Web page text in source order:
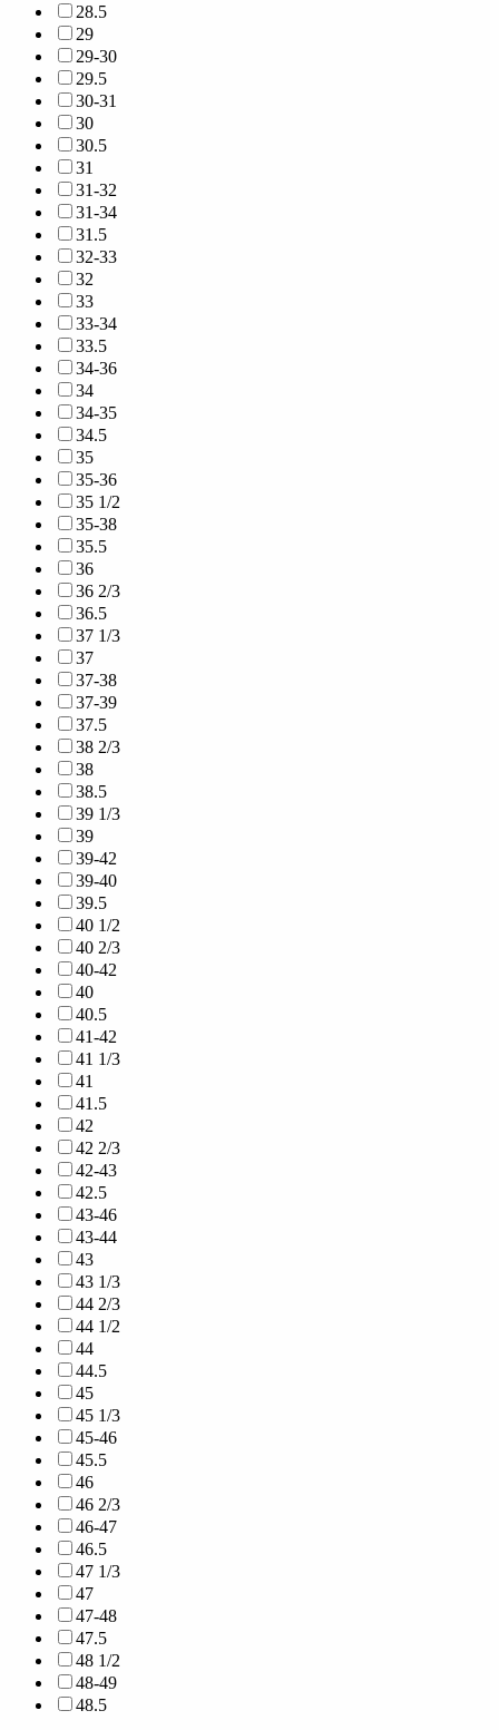
28.5
29
29-30
29.5
30-31
30
30.5
31
31-32
31-34
31.5
32-33
32
33
33-34
33.5
34-36
34
34-35
34.5
35
35-36
35 1/2
35-38
35.5
36
36 2/3
36.5
37 1/3
37
37-38
37-39
37.5
38 2/3
38
38.5
39 1/3
39
39-42
39-40
39.5
40 1/2
40 2/3
40-42
40
40.5
41-42
41 1/3
41
41.5
42
42 2/3
42-43
42.5
43-46
43-44
43
43 1/3
44 2/3
44 1/2
44
44.5
45
45 1/3
45-46
45.5
46
46 2/3
46-47
46.5
47 1/3
47
47-48
47.5
48 1/2
48-49
48.5